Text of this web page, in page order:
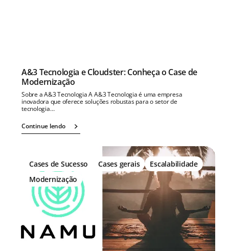
A&3 Tecnologia e Cloudster: Conheça o Case de
Modernização
Sobre a A&3 Tecnologia A A&3 Tecnologia é uma empresa
inovadora que oferece soluções robustas para o setor de
tecnologia…
Continue lendo
Cases de Sucesso Cases gerais
Escalabilidade
Modernização